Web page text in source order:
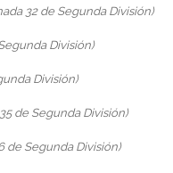
32 de Segunda División)
División)
División)
de Segunda División)
de Segunda División)